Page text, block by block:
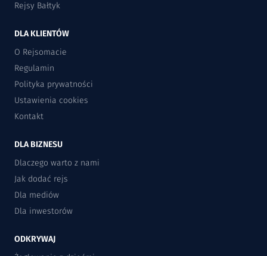
Rejsy Bałtyk
DLA KLIENTÓW
O Rejsomacie
Regulamin
Polityka prywatności
Ustawienia cookies
Kontakt
DLA BIZNESU
Dlaczego warto z nami
Jak dodać rejs
Dla mediów
Dla inwestorów
ODKRYWAJ